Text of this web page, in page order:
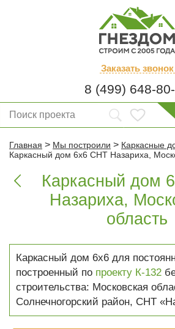
Заказать звонок
8 (499) 648-
Главная > Мы построили > Каркасные
Каркасный дом 6х6 СНТ Назариха,

Каркасный дом
Назариха,
область
Каркасный дом 6х6 для
построенный по проекту К-132
строительства: Московская
Солнечногорский район, СНТ